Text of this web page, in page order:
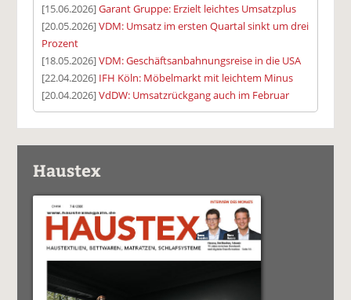
[15.06.2026]Garant Gruppe: Erzielt leichtes Umsatzplus
[20.05.2026]VDM: Umsatz im ersten Quartal sinkt um drei
Prozent
[18.05.2026]VDM: Geschäftsanbahnungsreise in die USA
[22.04.2026] IFH Köln: Möbelmarkt mit leichtem Minus
[20.04.2026]VdDW: Umsatzrückgang auch im Februar
Haustex